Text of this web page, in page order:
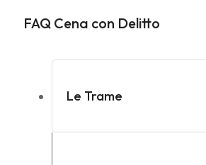
FAQ Cena con Delitto
Le Trame